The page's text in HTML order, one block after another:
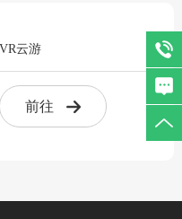
VR云游
前往